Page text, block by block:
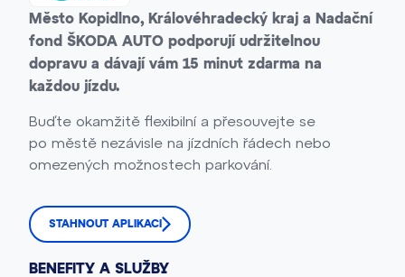
Město Kopidlno, Královéhradecký kraj a Nadační
fond ŠKODA AUTO podporují udržitelnou
dopravu a dávají vám 15 minut zdarma na
každou jízdu.
Buďte okamžitě flexibilní a přesouvejte se
po městě nezávisle na jízdních řádech nebo
omezených možnostech parkování.
STAHNOUT APLIKACI
BENEFITY A SLUŽBY